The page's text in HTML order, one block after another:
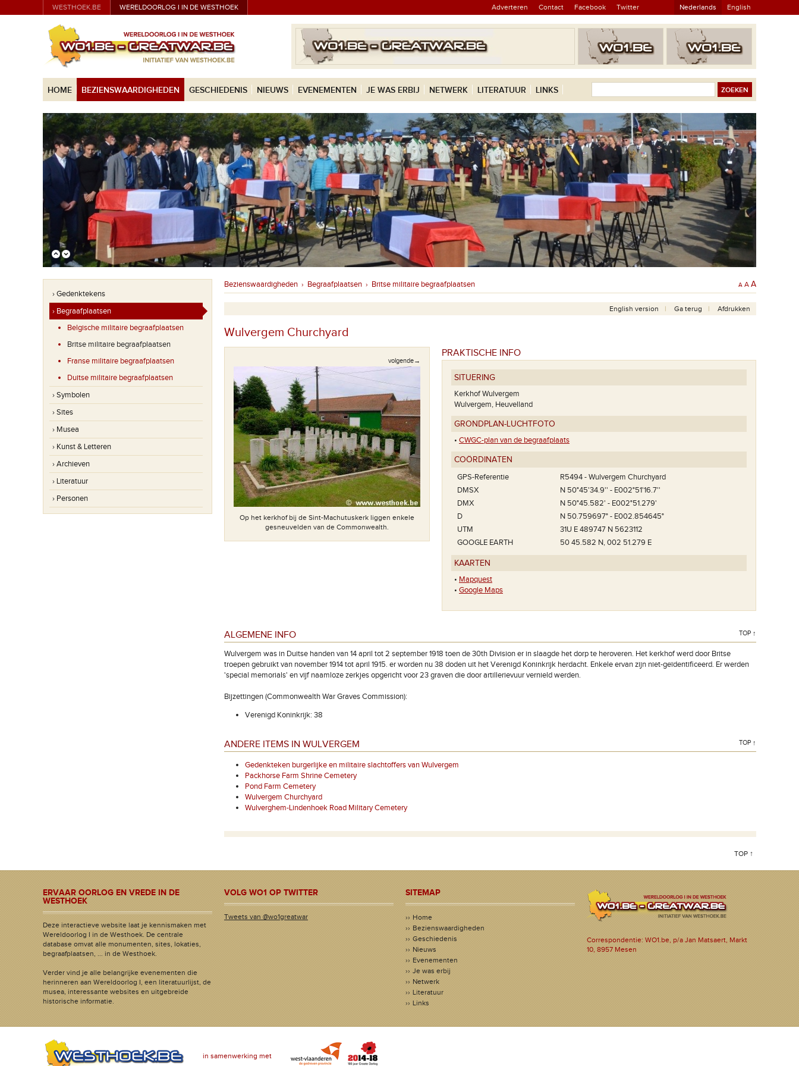
WESTHOEK.BE WERELDOORLOG I IN DE WESTHOEK Adverteren Contact Facebook Twitter Nederlands English
HOME BEZIENSWAARDIGHEDEN GESCHIEDENIS NIEUWS EVENEMENTEN JE WAS ERBIJ NETWERK LITERATUUR LINKS
› Gedenktekens
› Begraafplaatsen
Belgische militaire begraafplaatsen
Britse militaire begraafplaatsen
Franse militaire begraafplaatsen
Duitse militaire begraafplaatsen
› Symbolen
› Sites
› Musea
› Kunst & Letteren
› Archieven
› Literatuur
› Personen
Bezienswaardigheden › Begraafplaatsen › Britse militaire begraafplaatsen A A A
English version Ga terug Afdrukken
Wulvergem Churchyard
volgende→
Op het kerkhof bij de Sint-Machutuskerk liggen enkele
gesneuvelden van de Commonwealth.
'Known to be buried in this cemetery'. Onder een aantal
grafstenen liggen meerdere gesneuvelden.
buried in this cemetery'.
PRAKTISCHE INFO
SITUERING
Kerkhof Wulvergem
Wulvergem, Heuvelland
GRONDPLAN-LUCHTFOTO
• CWGC-plan van de begraafplaats
COÖRDINATEN
GPS-Referentie
R5494 - Wulvergem Churchyard
DMSX
N 50°45'34.9'' - E002°51'16.7''
DMX
N 50°45.582' - E002°51.279'
D
N 50.759697° - E002.854645°
UTM
31U E 489747 N 5623112
GOOGLE EARTH
50 45.582 N, 002 51.279 E
KAARTEN
• Mapquest
• Google Maps
ALGEMENE INFO TOP ↑
Wulvergem was in Duitse handen van 14 april tot 2 september 1918 toen de 30th Division er in slaagde het dorp te heroveren. Het kerkhof werd door Britse
troepen gebruikt van november 1914 tot april 1915. er worden nu 38 doden uit het Verenigd Koninkrijk herdacht. Enkele ervan zijn niet-geïdentificeerd. Er werden
'special memorials' en vijf naamloze zerkjes opgericht voor 23 graven die door artillerievuur vernield werden.
Bijzettingen (Commonwealth War Graves Commission):
Verenigd Koninkrijk: 38
ANDERE ITEMS IN WULVERGEM TOP ↑
Gedenkteken burgerlijke en militaire slachtoffers van Wulvergem
Packhorse Farm Shrine Cemetery
Pond Farm Cemetery
Wulvergem Churchyard
Wulverghem-Lindenhoek Road Military Cemetery
TOP ↑
ERVAAR OORLOG EN VREDE IN DE
WESTHOEK
Deze interactieve website laat je kennismaken met
Wereldoorlog I in de Westhoek. De centrale
database omvat alle monumenten, sites, lokaties,
begraafplaatsen, ... in de Westhoek.
Verder vind je alle belangrijke evenementen die
herinneren aan Wereldoorlog I, een literatuurlijst, de
musea, interessante websites en uitgebreide
historische informatie.
VOLG WO1 OP TWITTER
Tweets van @wo1greatwar
SITEMAP
Home
Bezienswaardigheden
Geschiedenis
Nieuws
Evenementen
Je was erbij
Netwerk
Literatuur
Links
Correspondentie: WO1.be, p/a Jan Matsaert, Markt
10, 8957 Mesen
in samenwerking met